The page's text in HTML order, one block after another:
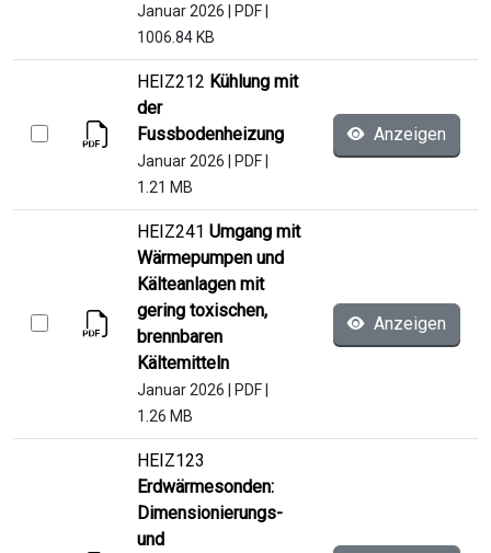
Januar 2026 PDF
1006.84 KB
HEIZ212 Kühlung mit
der
Fussbodenheizung
Januar 2026 PDF
1.21 MB
Anzeigen
HEIZ241 Umgang mit
Wärmepumpen und
Kälteanlagen mit
gering toxischen,
brennbaren
Kältemitteln
Januar 2026 PDF
1.26 MB
Anzeigen
HEIZ123
Erdwärmesonden:
Dimensionierungs-
und